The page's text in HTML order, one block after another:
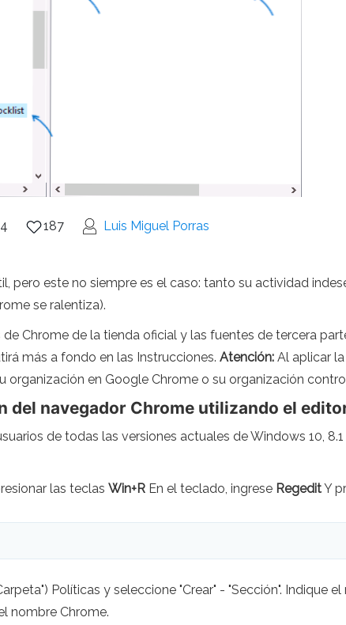
187 Luis Miguel Porras
pero este no siempre es el caso: tanto su actividad
se ralentiza).
Chrome de la tienda oficial y las fuentes de tercera
más a fondo en las Instrucciones. Atención: Al aplicar
en Google Chrome o su organización
del navegador Chrome utilizando el
de todas las versiones actuales de Windows 10,
las teclas Win+R En el teclado, ingrese RegeditY
Políticas y seleccione "Crear" - "Sección". Indique
nombre Chrome.